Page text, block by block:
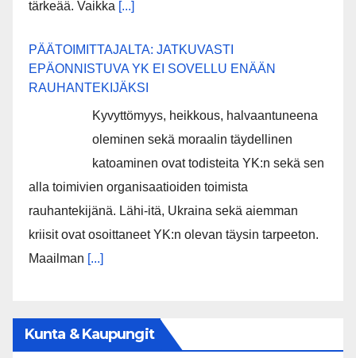
tärkeää. Vaikka [...]
PÄÄTOIMITTAJALTA: JATKUVASTI
EPÄONNISTUVA YK EI SOVELLU ENÄÄN
RAUHANTEKIJÄKSI
Kyvyttömyys, heikkous, halvaantuneena
oleminen sekä moraalin täydellinen
katoaminen ovat todisteita YK:n sekä sen
alla toimivien organisaatioiden toimista
rauhantekijänä. Lähi-itä, Ukraina sekä aiemman
kriisit ovat osoittaneet YK:n olevan täysin tarpeeton.
Maailman [...]
Kunta & Kaupungit